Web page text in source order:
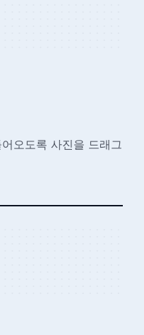
오도록 사진을 드래그